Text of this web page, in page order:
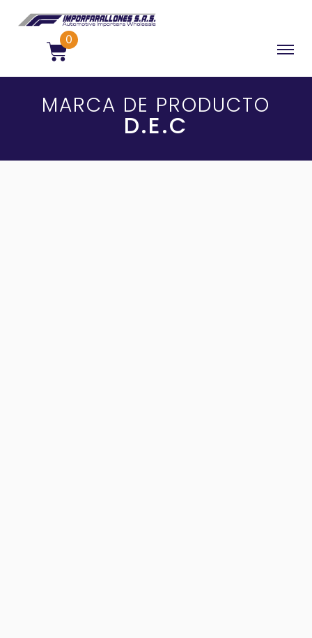
0
MARCA DE PRODUCTO
D.E.C